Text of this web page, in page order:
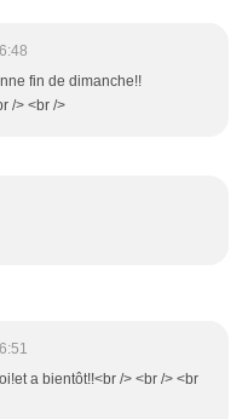
fin de dimanche!!
/> <br />
a bientôt!!<br /> <br /> <br